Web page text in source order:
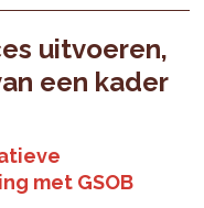
uitvoeren,
een kader
met GSOB